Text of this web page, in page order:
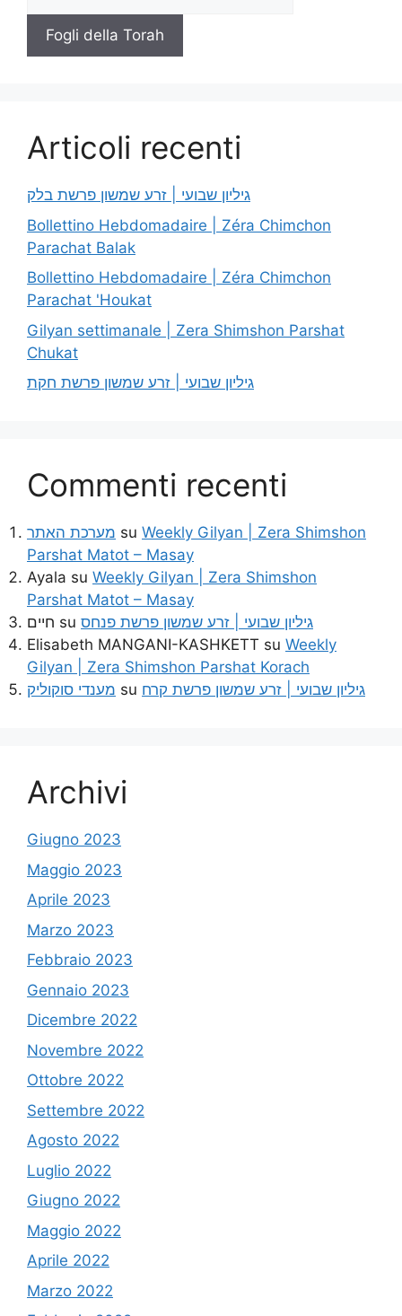
Fogli della Torah
Articoli recenti
גיליון שבועי | זרע שמשון פרשת בלק
Bollettino Hebdomadaire | Zéra Chimchon
Parachat Balak
Bollettino Hebdomadaire | Zéra Chimchon
Parachat 'Houkat
Gilyan settimanale | Zera Shimshon Parshat
Chukat
גיליון שבועי | זרע שמשון פרשת חקת
Commenti recenti
מערכת האתר su Weekly Gilyan | Zera Shimshon
Parshat Matot – Masay
Ayala su Weekly Gilyan | Zera Shimshon
Parshat Matot – Masay
חיים su גיליון שבועי | זרע שמשון פרשת פנחס
Elisabeth MANGANI-KASHKETT su Weekly
Gilyan | Zera Shimshon Parshat Korach
מענדי סוקוליק su גיליון שבועי | זרע שמשון פרשת קרח
Archivi
Giugno 2023
Maggio 2023
Aprile 2023
Marzo 2023
Febbraio 2023
Gennaio 2023
Dicembre 2022
Novembre 2022
Ottobre 2022
Settembre 2022
Agosto 2022
Luglio 2022
Giugno 2022
Maggio 2022
Aprile 2022
Marzo 2022